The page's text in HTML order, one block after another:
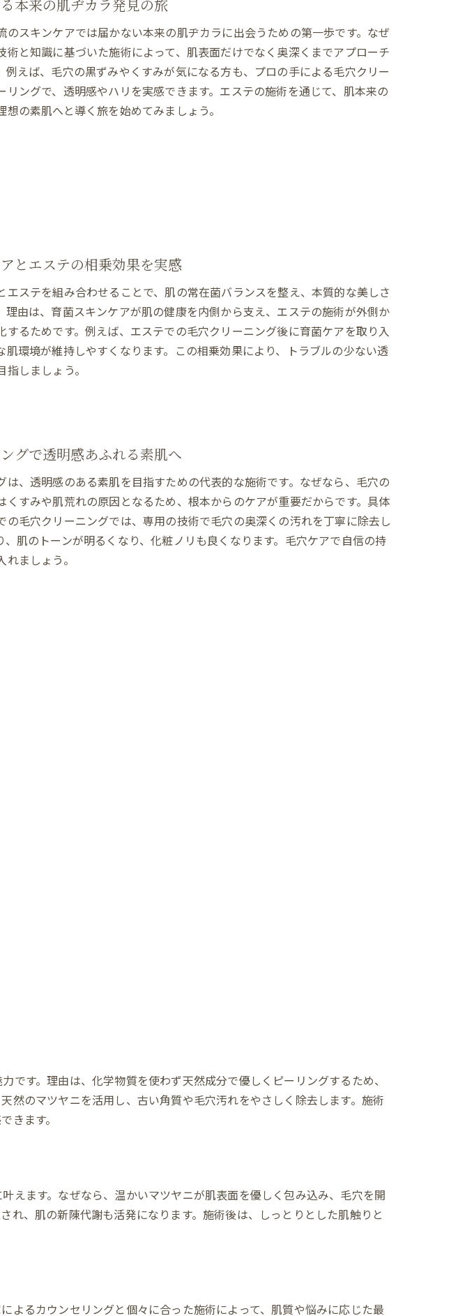
ピーリング体験
明美肌の秘訣
乗効果がポイント
な素肌へ
ンケアの基本
素肌力アップ術
感するポイント
クリーニング体験
ーで奥まで洗浄
る毛穴ケアの極意
み合わせ効果とは
出す新習慣の提案
ングの魅力
来の力を実感
ーが支持される理由
成分の効果比較
両立した体験
法とは
の関係を解説
の独自アプローチ
の肌環境を実現
を満喫
と毛穴ケアの両立
い素肌体験を
の癒やし効果とは
バランスも整える
レッシュするコツ
感アップの実証
肌プロセス
る健康的な素肌
の効果を徹底解説
る美肌への近道
本来の肌ヂカラ発見の旅
のスキンケアでは届かない本来の肌ヂカラに出会うための第一歩です。なぜ
術と知識に基づいた施術によって、肌表面だけでなく奥深くまでアプローチ
例えば、毛穴の黒ずみやくすみが気になる方も、プロの手による毛穴クリー
リングで、透明感やハリを実感できます。エステの施術を通じて、肌本来の
想の素肌へと導く旅を始めてみましょう。
とエステの相乗効果を実感
エステを組み合わせることで、肌の常在菌バランスを整え、本質的な美しさ
理由は、育菌スキンケアが肌の健康を内側から支え、エステの施術が外側か
するためです。例えば、エステでの毛穴クリーニング後に育菌ケアを取り入
肌環境が維持しやすくなります。この相乗効果により、トラブルの少ない透
しましょう。
グで透明感あふれる素肌へ
は、透明感のある素肌を目指すための代表的な施術です。なぜなら、毛穴の
くすみや肌荒れの原因となるため、根本からのケアが重要だからです。具体
の毛穴クリーニングでは、専用の技術で毛穴の奥深くの汚れを丁寧に除去し
、肌のトーンが明るくなり、化粧ノリも良くなります。毛穴ケアで自信の持
ましょう。
す。理由は、化学物質を使わず天然成分で優しくピーリングするため、
然のマツヤニを活用し、古い角質や毛穴汚れをやさしく除去します。施術
きます。
えます。なぜなら、温かいマツヤニが肌表面を優しく包み込み、毛穴を開
、肌の新陳代謝も活発になります。施術後は、しっとりとした肌触りと
よるカウンセリングと個々に合った施術によって、肌質や悩みに応じた最